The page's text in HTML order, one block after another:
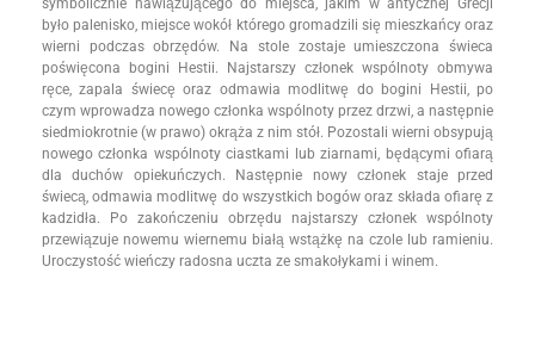
symbolicznie nawiązującego do miejsca, jakim w antycznej Grecji
było palenisko, miejsce wokół którego gromadzili się mieszkańcy oraz
wierni podczas obrzędów. Na stole zostaje umieszczona świeca
poświęcona bogini Hestii. Najstarszy członek wspólnoty obmywa
ręce, zapala świecę oraz odmawia modlitwę do bogini Hestii, po
czym wprowadza nowego członka wspólnoty przez drzwi, a następnie
siedmiokrotnie (w prawo) okrąża z nim stół. Pozostali wierni obsypują
nowego członka wspólnoty ciastkami lub ziarnami, będącymi ofiarą
dla duchów opiekuńczych. Następnie nowy członek staje przed
świecą, odmawia modlitwę do wszystkich bogów oraz składa ofiarę z
kadzidła. Po zakończeniu obrzędu najstarszy członek wspólnoty
przewiązuje nowemu wiernemu białą wstążkę na czole lub ramieniu.
Uroczystość wieńczy radosna uczta ze smakołykami i winem.